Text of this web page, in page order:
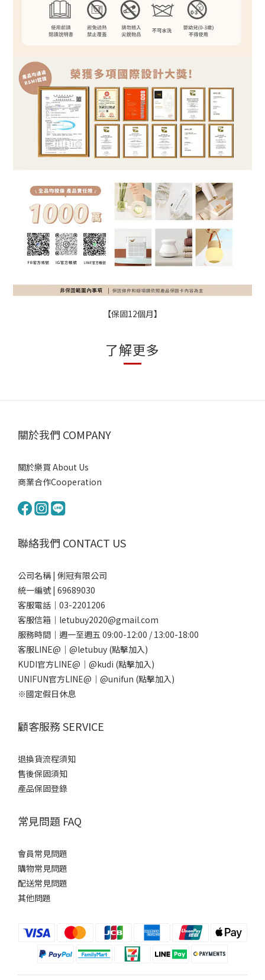
【保固12個月】
了解更多
關於我們 COMPANY
關於樂買 About Us
商業合作Cooperation
聯絡我們 CONTACT US
公司名稱 | 俐冠有限公司
統一編號 | 69689030
客服電話｜03-2201206
客服信箱｜letubuy2020@gmail.com
服務時間｜週一至週五 09:00-12:00 / 13:00-18:00
客服LINE@｜ @letubuy (點擊加入)
KUDI官方LINE@｜ @kudi (點擊加入)
UNIFUN官方LINE@｜ @unifun (點擊加入)
※國定假日休息
顧客服務 SERVICE
退換貨流程須知
售後保固須知
產品保固登錄
常見問題 FAQ
會員常見問題
購物常見問題
配送常見問題
其他問題